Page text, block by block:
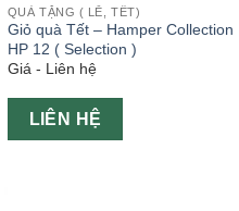
QUÀ TẶNG ( LỄ, TẾT)
Giỏ quà Tết – Hamper Collection
HP 12 ( Selection )
Giá - Liên hệ
LIÊN HỆ